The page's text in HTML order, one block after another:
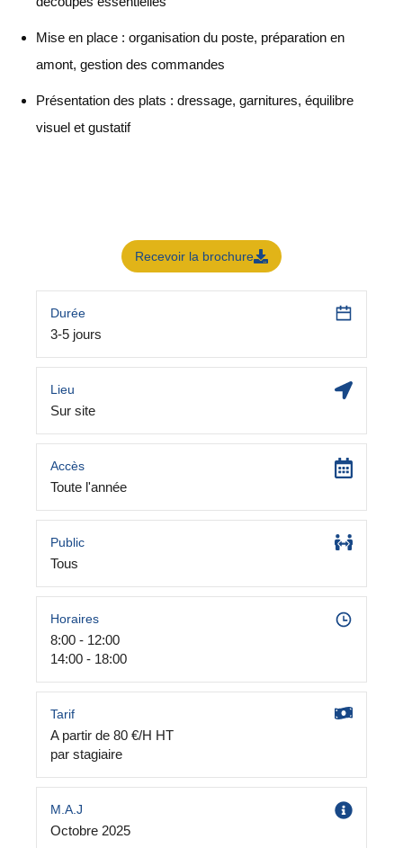
Mise en place : organisation du poste, préparation en
amont, gestion des commandes
Présentation des plats : dressage, garnitures, équilibre
visuel et gustatif
Recevoir la brochure
Durée
3-5 jours
Lieu
Sur site
Accès
Toute l'année
Public
Tous
Horaires
8:00 - 12:00
14:00 - 18:00
Tarif
A partir de 80 €/H HT
par stagiaire
M.A.J
Octobre 2025